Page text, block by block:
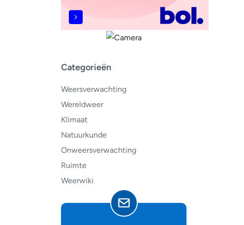
Categorieën
Weersverwachting
Wereldweer
Klimaat
Natuurkunde
Onweersverwachting
Ruimte
Weerwiki